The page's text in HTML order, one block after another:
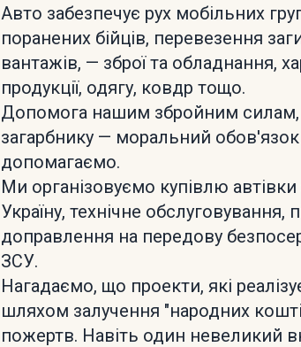
Авто забезпечує рух мобільних
поранених бійців, перевезення
вантажів, — зброї та обладнання,
продукції, одягу, ковдр тощо.
Допомога нашим збройним силам,
загарбнику — моральний
допомагаємо.
Ми організовуємо купівлю
Україну, технічне обслуговування,
доправлення на передову
ЗСУ.
Нагадаємо, що проекти, які
шляхом залучення "народних
пожертв. Навіть один невеликий